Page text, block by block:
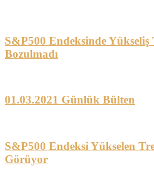
S&P500 Endeksinde
Bozulmadı
01.03.2021 Günlük Bülten
S&P500 Endeksi Yükselen
Görüyor